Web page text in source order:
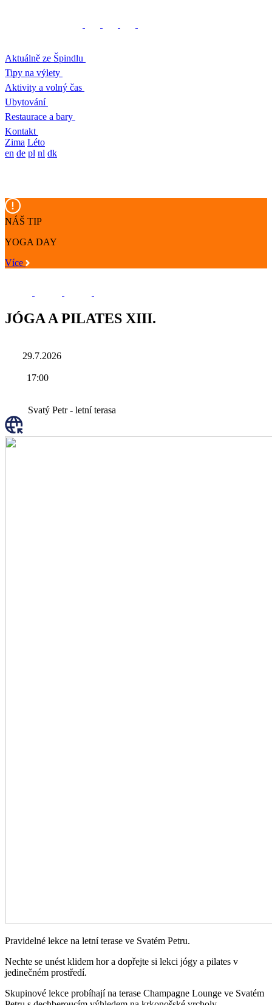
Aktuálně ze Špindlu
Tipy na výlety
Aktivity a volný čas
Ubytování
Restaurace a bary
Kontakt
Zima Léto
en de pl nl dk
NÁŠ TIP
YOGA DAY
Více
JÓGA A PILATES XIII.
29.7.2026
17:00
Svatý Petr - letní terasa
Pravidelné lekce na letní terase ve Svatém Petru.
Nechte se unést klidem hor a dopřejte si lekci jógy a pilates v
jedinečném prostředí.
Skupinové lekce probíhají na terase Champagne Lounge ve Svatém